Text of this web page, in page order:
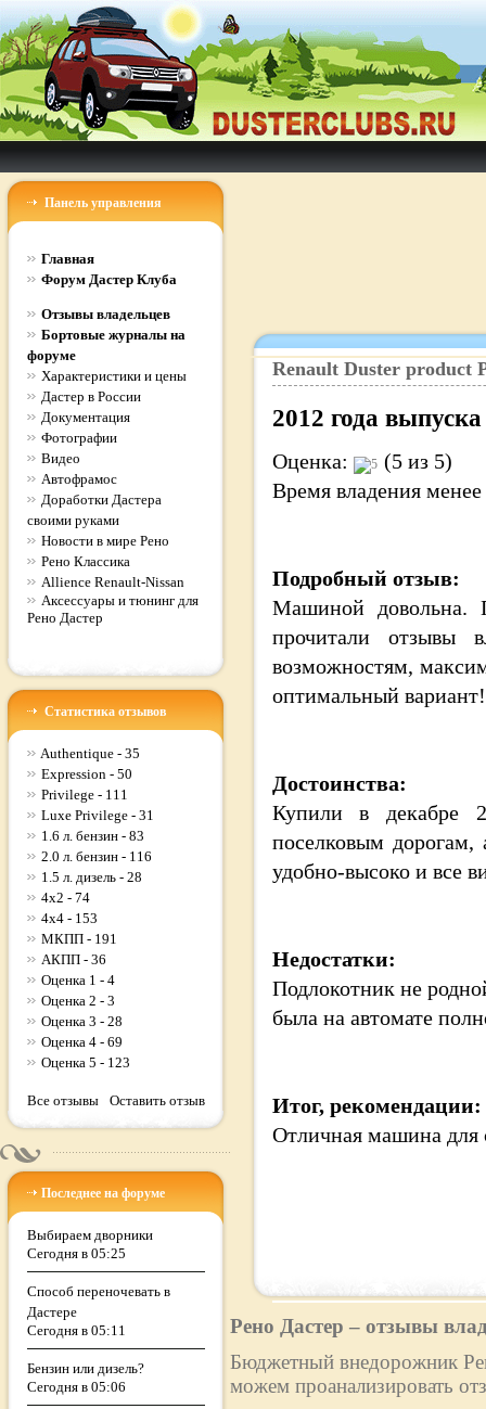
Панель управления
Главная
Форум Дастер Клуба
Отзывы владельцев
Бортовые журналы на
форуме
Характеристики и цены
Дастер в России
Документация
Фотографии
Видео
Автофрамос
Доработки Дастера
своими руками
Новости в мире Рено
Рено Классика
Allience Renault-Nissan
Аксессуары и тюнинг для
Рено Дастер
Статистика отзывов
Authentique - 35
Expression - 50
Privilege - 111
Luxe Privilege - 31
1.6 л. бензин - 83
2.0 л. бензин - 116
1.5 л. дизель - 28
4x2 - 74
4x4 - 153
МКПП - 191
АКПП - 36
Оценка 1 - 4
Оценка 2 - 3
Оценка 3 - 28
Оценка 4 - 69
Оценка 5 - 123
Все отзывы Оставить отзыв
Последнее на форуме
Выбираем дворники
Сегодня в 05:25
Способ переночевать в
Дастере
Сегодня в 05:11
Бензин или дизель?
Сегодня в 05:06
Renault Duster product
2012 года выпуска
Оценка:
(5 из 5)
Время владения менее
Подробный отзыв:
Машиной довольна.
прочитали отзывы
возможностям,
оптимальный вариант!
Достоинства:
Купили в декабре
поселковым
удобно-высоко и все
Недостатки:
Подлокотник не
была на автомате
Итог, рекомендации:
Отличная машина для
Рено Дастер – отзывы
Бюджетный внедорожник
можем проанализировать